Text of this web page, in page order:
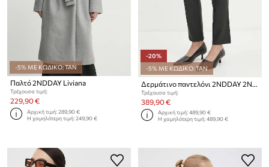
-5% ΜΕ ΚΩΔΙΚΟ: TAN
Παλτό 2NDDAY Liviana
Τρέχουσα τιμή:
229,90 €
Αρχική τιμή:289,90 €
Η χαμηλότερη τιμή:249,90 €
-20%
-5% ΜΕ ΚΩΔΙΚΟ: TAN
Τρέχουσα τιμή:
389,90 €
Αρχική τιμή:489,90 €
Η χαμηλότερη τιμή:489,90 €